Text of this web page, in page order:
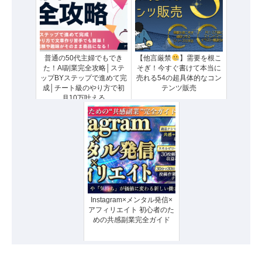
普通の50代主婦でもでき
た！AI副業完全攻略│ステ
ップBYステップで進めて完
成│チート級のやり方で初
月10万叶える
【他言厳禁
】需要を根こ
そぎ！今すぐ書けて本当に
売れる54の超具体的なコン
テンツ販売
Instagram×メンタル発信×
アフィリエイト 初心者のた
めの共感副業完全ガイド